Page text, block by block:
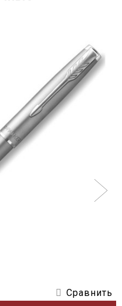
Сравнить